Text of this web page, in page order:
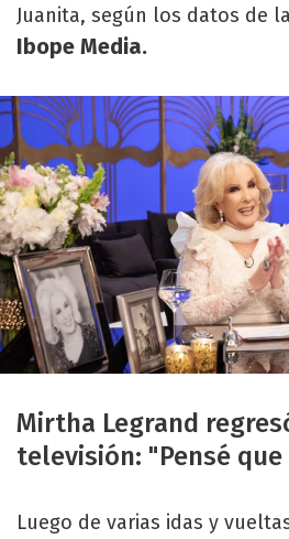
Juanita, según los datos de
Ibope Media.
Mirtha Legrand
televisión: "Pensé
Luego de varias idas y